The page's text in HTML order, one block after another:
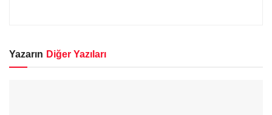
Yazarın Diğer Yazıları